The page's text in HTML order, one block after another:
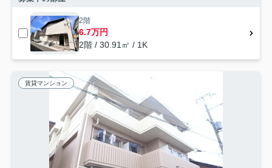
2階
6.7万円
2階 / 30.91㎡ / 1K
賃貸マンション